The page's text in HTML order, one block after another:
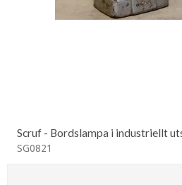
Scruf - Bordslampa i industriellt
SG0821